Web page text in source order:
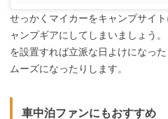
せっかくマイカーをキャンプサイ
ャンプギアにしてしまいましょう
を設置すれば立派な日よけになっ
ムーズになったりします。
車中泊ファンにもおすすめ